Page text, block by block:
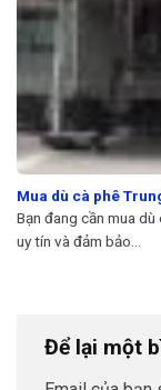
Mua dù cà phê
Bạn đang cần mua
uy tín và đảm bảo...
Để lại một